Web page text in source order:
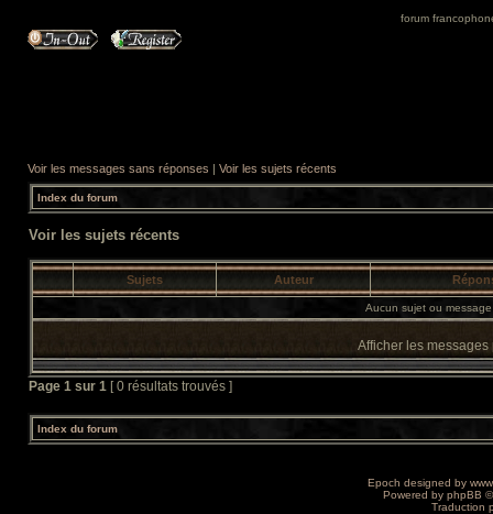
forum
Voir les messages sans réponses | Voir les sujets récents
Index du forum
Voir les sujets récents
Sujets Auteur
Aucun sujet ou
Afficher les messages
Page 1 sur 1 [ 0 résultats trouvés ]
Index du forum
Epoch designed by
Powered by phpBB
Traduction